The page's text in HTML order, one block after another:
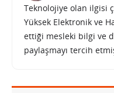
Teknolojiye olan ilgisi
Yüksek Elektronik ve
ettiği mesleki bilgi ve
paylaşmayı tercih